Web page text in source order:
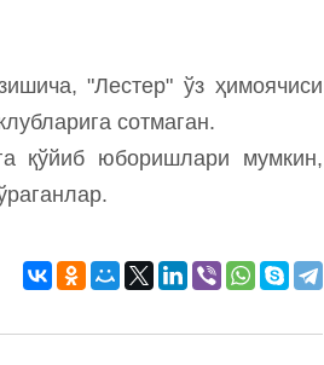
"Лестер" ўз ҳимоячиси
сотмаган.
қўйиб юборишлари мумкин,